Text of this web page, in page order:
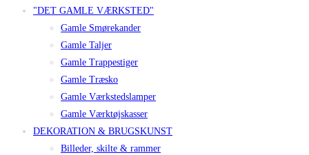
"DET GAMLE VÆRKSTED"
Gamle Smørekander
Gamle Taljer
Gamle Trappestiger
Gamle Træsko
Gamle Værkstedslamper
Gamle Værktøjskasser
DEKORATION & BRUGSKUNST
Billeder, skilte & rammer